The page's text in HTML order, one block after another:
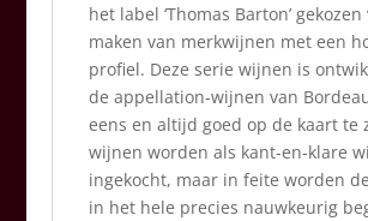
het label ‘Thomas Barton’
maken van merkwijnen met een
profiel. Deze serie wijnen is
de appellation-wijnen van
eens en altijd goed op de kaart te
wijnen worden als kant-en-klare
ingekocht, maar in feite worden
in het hele precies nauwkeurig